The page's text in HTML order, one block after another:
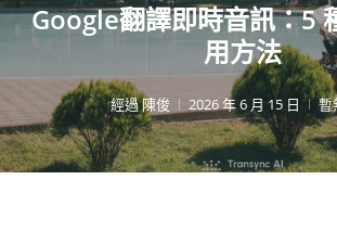
Google翻譯即時音訊：5
用方法
經過陳俊 2026 年 6 月 15 日 暫